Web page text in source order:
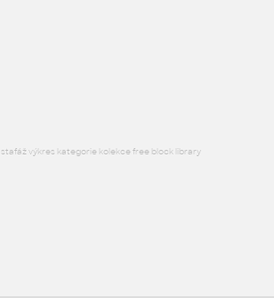
výkres kategorie kolekce free block library